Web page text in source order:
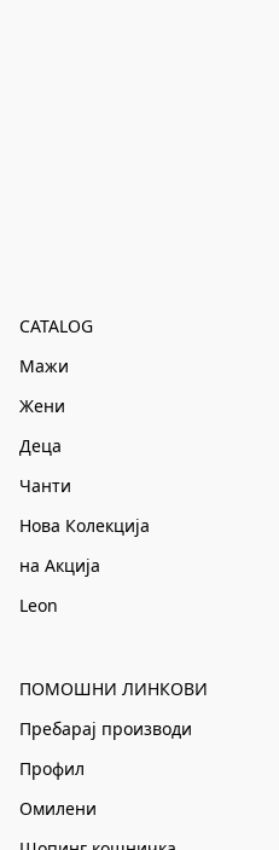
CATALOG
Мажи
Жени
Деца
Чанти
Нова Колекција
на Акција
Leon
ПОМОШНИ ЛИНКОВИ
Пребарај производи
Профил
Омилени